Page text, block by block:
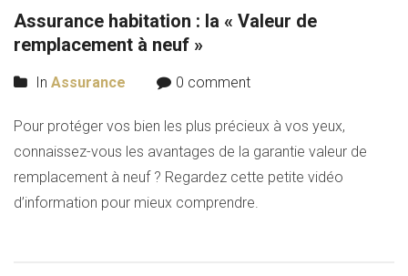
Assurance habitation : la « Valeur de
remplacement à neuf »
In Assurance 0 comment
Pour protéger vos bien les plus précieux à vos yeux,
connaissez-vous les avantages de la garantie valeur de
remplacement à neuf ? Regardez cette petite vidéo
d’information pour mieux comprendre.